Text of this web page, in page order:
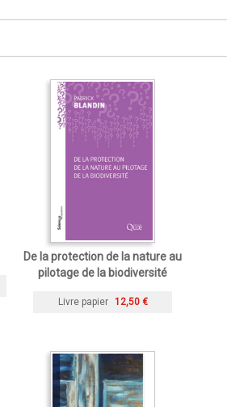
De la protection de la nature au
pilotage de la biodiversité
Livre papier 12,50 €